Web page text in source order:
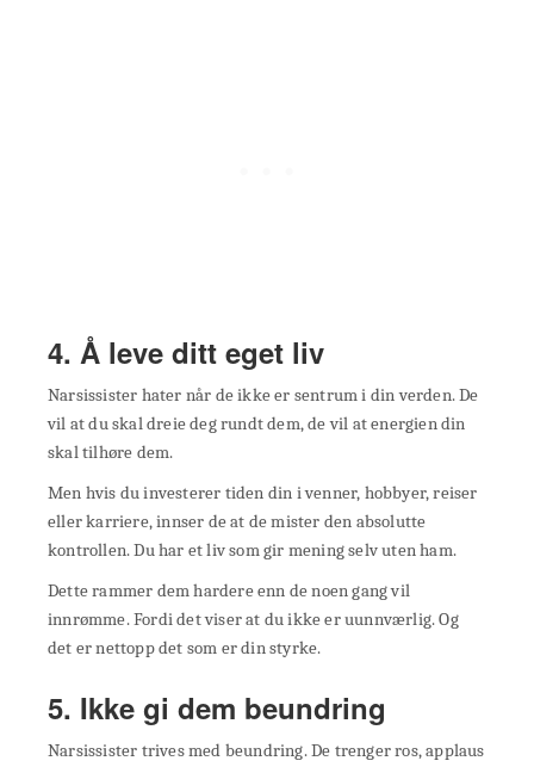
4. Å leve ditt eget liv
Narsissister hater når de ikke er sentrum i din verden. De
vil at du skal dreie deg rundt dem, de vil at energien din
skal tilhøre dem.
Men hvis du investerer tiden din i venner, hobbyer, reiser
eller karriere, innser de at de mister den absolutte
kontrollen. Du har et liv som gir mening selv uten ham.
Dette rammer dem hardere enn de noen gang vil
innrømme. Fordi det viser at du ikke er uunnværlig. Og
det er nettopp det som er din styrke.
5. Ikke gi dem beundring
Narsissister trives med beundring. De trenger ros, applaus